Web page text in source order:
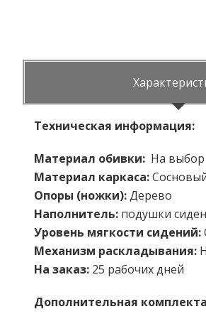
Техническая информация:
Материал обивки: На выбор
Материал каркаса:
Опоры (ножки):Дерево
Наполнитель: подушки
Уровень мягкости сидений:
Механизм раскладывания:
На заказ: 25 рабочих дней
Дополнительная